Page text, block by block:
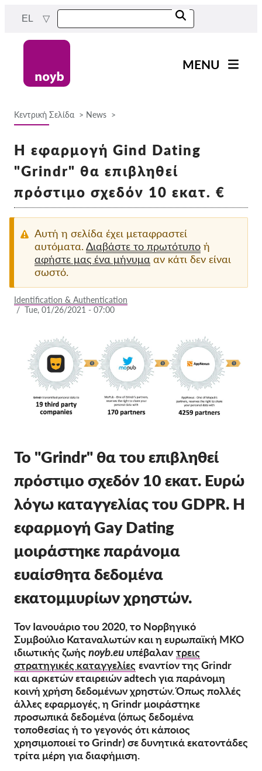
content
EL
MENU
Η δουλειά μας
Έργα
Υποθέσεις ανά ΑΠΔ
Reports & Resources
Exercise your rights!
Στήριξέ μας!
Ιδιότητα μέλους
Δωρεές
Tax deductability
Σύνδεση Μέλους
Σχετικά με εμάς
Θέσεις Εργασίας
Συλλογική έννομη
OnionShare
ΜΜΕ
Επικοινωνία
Κεντρική Σελίδα News
Η εφαρμογή Gind Dating
"Grindr" θα επιβληθεί
πρόστιμο σχεδόν 10 εκατ. €
Αυτή η σελίδα έχει μεταφραστεί
αυτόματα. Διαβάστε το πρωτότυπο ή
αφήστε μας ένα μήνυμα αν κάτι δεν είναι
σωστό.
Identification & Authentication
/ Tue, 01/26/2021 - 07:00
Το "Grindr" θα του επιβληθεί
πρόστιμο σχεδόν 10 εκατ. Ευρώ
λόγω καταγγελίας του GDPR. Η
εφαρμογή Gay Dating
μοιράστηκε παράνομα
ευαίσθητα δεδομένα
εκατομμυρίων χρηστών.
Τον Ιανουάριο του 2020, το Νορβηγικό
Συμβούλιο Καταναλωτών και η ευρωπαϊκή ΜΚΟ
ιδιωτικής ζωής noyb.eu υπέβαλαν τρεις
στρατηγικές καταγγελίες εναντίον της Grindr
και αρκετών εταιρειών adtech για παράνομη
κοινή χρήση δεδομένων χρηστών. Όπως πολλές
άλλες εφαρμογές, η Grindr μοιράστηκε
προσωπικά δεδομένα (όπως δεδομένα
τοποθεσίας ή το γεγονός ότι κάποιος
χρησιμοποιεί το Grindr) σε δυνητικά εκατοντάδες
τρίτα μέρη για διαφήμιση.